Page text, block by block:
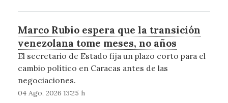
Marco Rubio espera que la transición
venezolana tome meses, no años
El secretario de Estado fija un plazo corto para el
cambio político en Caracas antes de las
negociaciones.
04 Ago, 2026 13:25 h